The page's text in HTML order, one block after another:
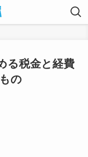
る税金と経費
の